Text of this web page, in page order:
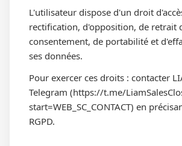
L'utilisateur dispose d'un droit
rectification, d'opposition, de retrait
consentement, de portabilité et
ses données.
Pour exercer ces droits : contacter
Telegram (https://t.me/
start=WEB_SC_CONTACT) en
RGPD.